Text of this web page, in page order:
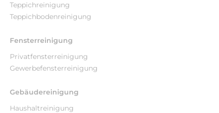
Teppichreinigung
Teppichbodenreinigung
Fensterreinigung
Privatfensterreinigung
Gewerbefensterreinigung
Gebäudereinigung
Haushaltreinigung